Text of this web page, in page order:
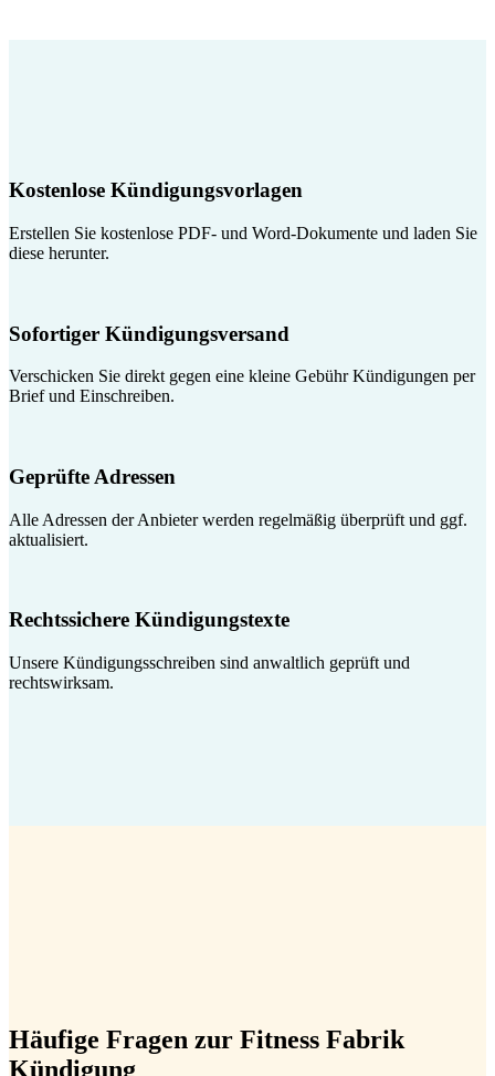
Kostenlose Kündigungsvorlagen
Erstellen Sie kostenlose PDF- und Word-Dokumente und laden Sie
diese herunter.
Sofortiger Kündigungsversand
Verschicken Sie direkt gegen eine kleine Gebühr Kündigungen per
Brief und Einschreiben.
Geprüfte Adressen
Alle Adressen der Anbieter werden regelmäßig überprüft und ggf.
aktualisiert.
Rechtssichere Kündigungstexte
Unsere Kündigungsschreiben sind anwaltlich geprüft und
rechtswirksam.
Häufige Fragen zur Fitness Fabrik
Kündigung